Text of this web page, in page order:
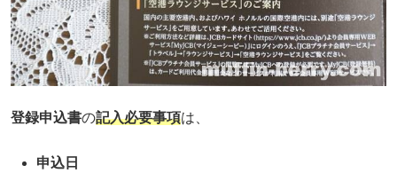
登録申込書の記入必要事項は、
申込日